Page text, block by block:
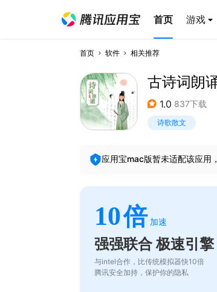
首页 游戏
首页 软件 相关推荐
古诗词朗
1.0 837下载
诗歌散文
应用宝mac版暂未适配该应用
10倍 加速
强强联合 极速引擎
与intel合作，比传统模拟器快10倍
腾讯安全加持，保护你的隐私